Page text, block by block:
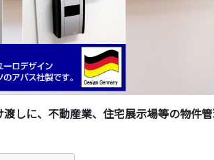
しに、不動産業、住宅展示場等の物件